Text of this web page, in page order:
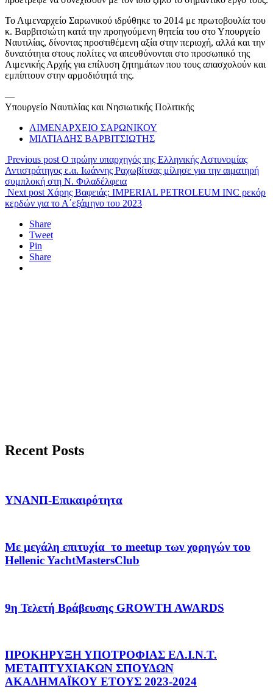
Το Λιμεναρχείο Σαρωνικού ιδρύθηκε το 2014 με πρωτοβουλία του
κ. Βαρβιτσιώτη κατά την προηγούμενη θητεία του στο Υπουργείο
Ναυτιλίας, δίνοντας προστιθέμενη αξία στην περιοχή, αλλά και την
δυνατότητα στους πολίτες να απευθύνονται στο προσωπικό της
Λιμενικής Αρχής για επίλυση ζητημάτων που τους απασχολούν και
εμπίπτουν στην αρμοδιότητά της.
—
Υπουργείο Ναυτιλίας και Νησιωτικής Πολιτικής
ΛΙΜΕΝΑΡΧΕΙΟ ΣΑΡΩΝΙΚΟΥ
ΜΙΛΤΙΑΔΗΣ ΒΑΡΒΙΤΣΙΩΤΗΣ
Previous post Ο πρώην υπαρχηγός της Ελληνικής Αστυνομίας
Αντιστράτηγος ε.α. Ιωάννης Ραχωβίτσας μίλησε για την αιματηρή
συμπλοκή στη Ν. Φιλαδέλφεια
Next post Χάρης Βαφειάς: IMPERIAL PETROLEUM INC ρεκόρ
κερδών για το Α΄εξάμηνο του 2023
Share
Tweet
Pin
Share
Recent Posts
ΥΝΑΝΠ-Επικαιρότητα
Με μεγάλη επιτυχία το meetup των χορηγών του
Hellenic YachtMastersClub
9η Τελετή Βράβευσης GROWTH AWARDS
ΠΡΟΚΗΡΥΞΗ ΥΠΟΤΡΟΦΙΑΣ ΕΛ.Ι.Ν.Τ.
ΜΕΤΑΠΤΥΧΙΑΚΩΝ ΣΠΟΥΔΩΝ
AΚΑΔΗΜΑΪΚΟΥ ΕΤΟΥΣ 2023-2024